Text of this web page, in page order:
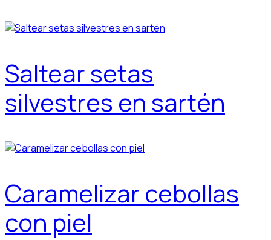
Saltear setas
silvestres en sartén
Caramelizar cebollas
con piel